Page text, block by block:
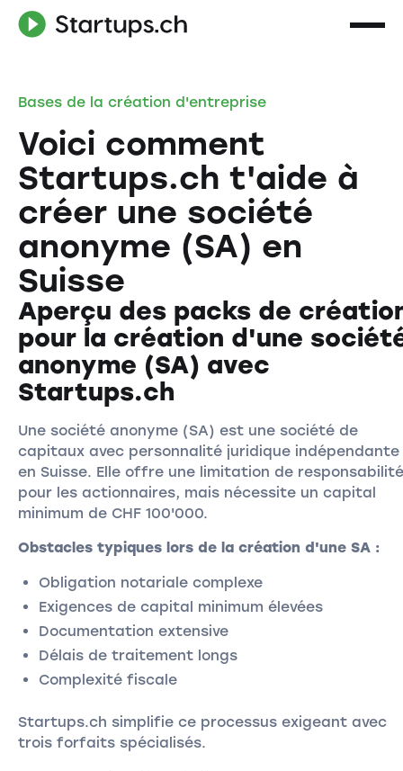
Bases de la création d'entreprise
Voici comment
Startups.ch t'aide à
créer une société
anonyme (SA) en
Suisse
Aperçu des packs de
pour la création d'une
anonyme (SA) avec
Startups.ch
Une société anonyme (SA) est une société de
capitaux avec personnalité juridique indépendante
en Suisse. Elle offre une limitation de responsabilité
pour les actionnaires, mais nécessite un capital
minimum de CHF 100'000.
Obstacles typiques lors de la création d'une SA :
Obligation notariale complexe
Exigences de capital minimum élevées
Documentation extensive
Délais de traitement longs
Complexité fiscale
Startups.ch simplifie ce processus exigeant avec
trois forfaits spécialisés.